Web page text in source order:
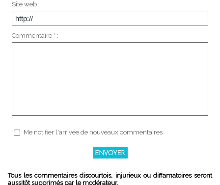
Site web :
Commentaire * :
Me notifier l'arrivée de nouveaux commentaires
Tous les commentaires discourtois, injurieux ou diffamatoires seront
aussitôt supprimés par le modérateur.